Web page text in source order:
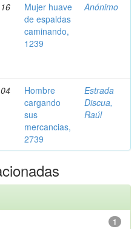
Mujer huave
de espaldas
caminando,
1239
Anónimo
Hombre
cargando
sus
mercancias,
2739
Estrada
Discua,
Raúl
1